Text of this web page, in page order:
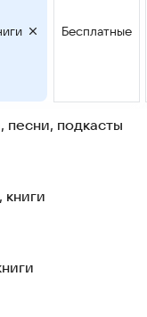
Бесплатные
песни, подкасты
книги